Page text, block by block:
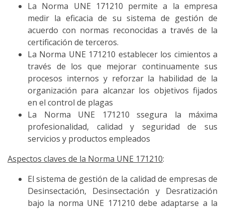
La Norma UNE 171210 permite a la empresa
medir la eficacia de su sistema de gestión de
acuerdo con normas reconocidas a través de la
certificación de terceros.
La Norma UNE 171210 establecer los cimientos a
través de los que mejorar continuamente sus
procesos internos y reforzar la habilidad de la
organización para alcanzar los objetivos fijados
en el control de plagas
La Norma UNE 171210 ssegura la máxima
profesionalidad, calidad y seguridad de sus
servicios y productos empleados
Aspectos claves de la Norma UNE 171210:
El sistema de gestión de la calidad de empresas de
Desinsectación, Desinsectación y Desratización
bajo la norma UNE 171210 debe adaptarse a la